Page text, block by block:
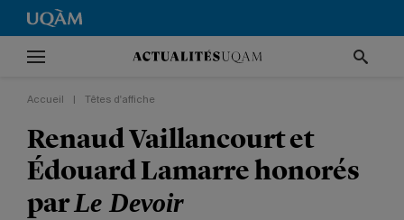
Accueil Têtes d'affiche
Renaud Vaillancourt et
Édouard Lamarre honorés
parLe Devoir